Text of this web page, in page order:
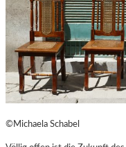
©Michaela Schabel